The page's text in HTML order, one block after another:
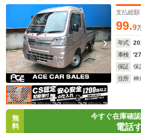
支払総額
99.9
年式
車検
保証
保
住所
神
無
料
今すぐ在庫確
電話